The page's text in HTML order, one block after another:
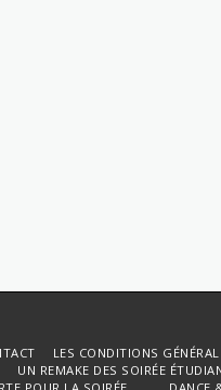
LES CONDITIONS
UN REMAKE DES SOIRÉE